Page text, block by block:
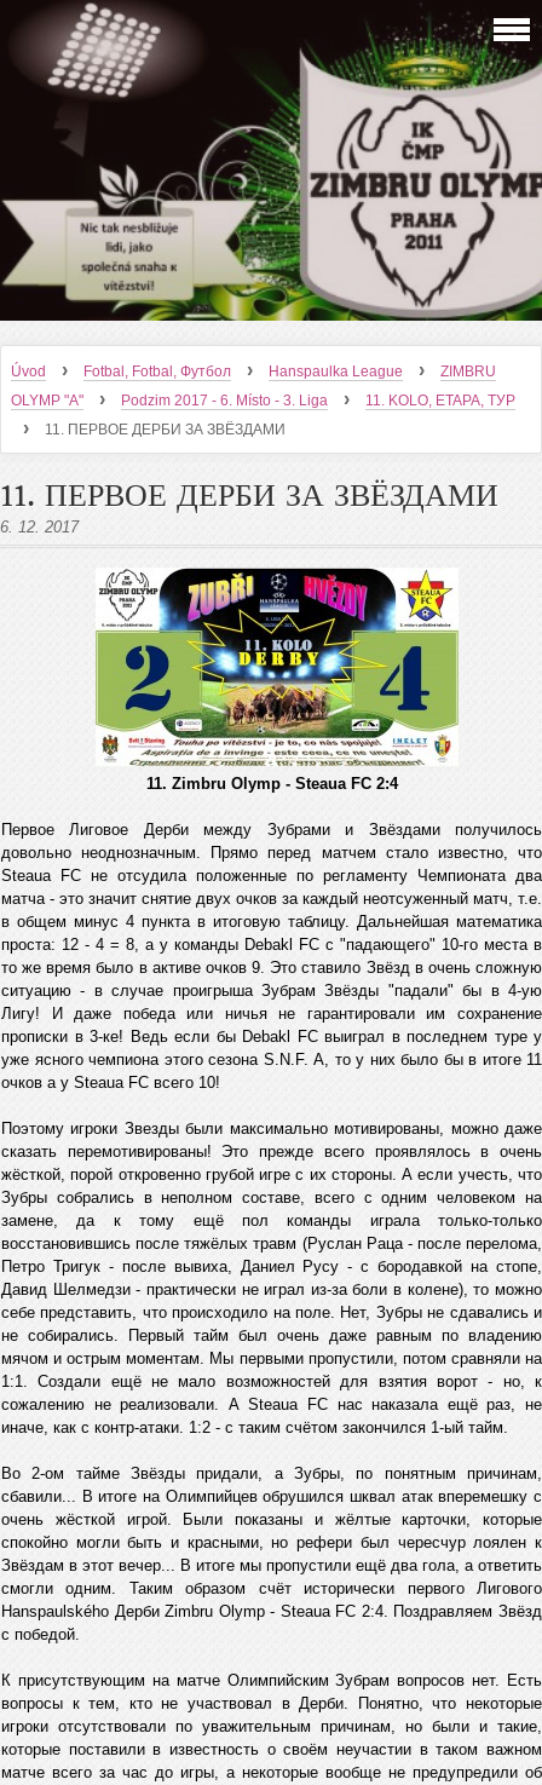
Úvod › Fotbal, Fotbal, Футбол › Hanspaulka League ›
ZIMBRU
OLYMP "A"
› Podzim 2017 - 6. Místo - 3. Liga › 11. KOLO, ETAPA, ТУР
› 11. ПЕРВОЕ ДЕРБИ ЗА ЗВЁЗДАМИ
11. ПЕРВОЕ ДЕРБИ ЗА ЗВЁЗДАМИ
6. 12. 2017
11. Zimbru Olymp - Steaua FC 2:4
Первое Лиговое Дерби между Зубрами и Звёздами получилось
довольно неоднозначным. Прямо перед матчем стало известно, что
Steaua FC не отсудила положенные по регламенту Чемпионата два
матча - это значит снятие двух очков за каждый неотсуженный матч, т.е.
в общем минус 4 пункта в итоговую таблицу. Дальнейшая математика
проста: 12 - 4 = 8, а у команды Debakl FC с "падающего" 10-го места в
то же время было в активе очков 9. Это ставило Звёзд в очень сложную
ситуацию - в случае проигрыша Зубрам Звёзды "падали" бы в 4-ую
Лигу! И даже победа или ничья не гарантировали им сохранение
прописки в 3-ке! Ведь если бы Debakl FC выиграл в последнем туре у
уже ясного чемпиона этого сезона S.N.F. А, то у них было бы в итоге 11
очков а у Steaua FC всего 10!
Поэтому игроки Звезды были максимально мотивированы, можно даже
сказать перемотивированы! Это прежде всего проявлялось в очень
жёсткой, порой откровенно грубой игре с их стороны. А если учесть, что
Зубры собрались в неполном составе, всего с одним человеком на
замене, да к тому ещё пол команды играла только-только
восстановившись после тяжёлых травм (Руслан Раца - после перелома,
Петро Тригук - после вывиха, Даниел Русу - с бородавкой на стопе,
Давид Шелмедзи - практически не играл из-за боли в колене), то можно
себе представить, что происходило на поле. Нет, Зубры не сдавались и
не собирались. Первый тайм был очень даже равным по владению
мячом и острым моментам. Мы первыми пропустили, потом сравняли на
1:1. Создали ещё не мало возможностей для взятия ворот - но, к
сожалению не реализовали. А Steaua FC нас наказала ещё раз, не
иначе, как с контр-атаки. 1:2 - с таким счётом закончился 1-ый тайм.
Во 2-ом тайме Звёзды придали, а Зубры, по понятным причинам,
сбавили... В итоге на Олимпийцев обрушился шквал атак вперемешку с
очень жёсткой игрой. Были показаны и жёлтые карточки, которые
спокойно могли быть и красными, но рефери был чересчур лоялен к
Звёздам в этот вечер... В итоге мы пропустили ещё два гола, а ответить
смогли одним. Таким образом счёт исторически первого Лигового
Hanspaulského Дерби Zimbru Olymp - Steaua FC 2:4. Поздравляем Звёзд
с победой.
К присутствующим на матче Олимпийским Зубрам вопросов нет. Есть
вопросы к тем, кто не участвовал в Дерби. Понятно, что некоторые
игроки отсутствовали по уважительным причинам, но были и такие,
которые поставили в известность о своём неучастии в таком важном
матче всего за час до игры, а некоторые вообще не предупредили об